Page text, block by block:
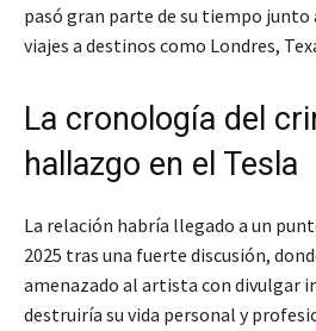
pasó gran parte de su tiempo
viajes a destinos como Londres,
La cronología del
hallazgo en el Tesla
La relación habría llegado a un
2025 tras una fuerte discusión,
amenazado al artista con divulgar
destruiría su vida personal y